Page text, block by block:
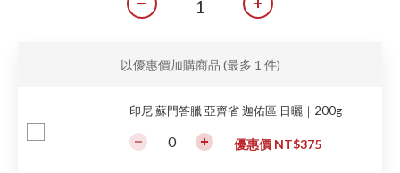
以優惠價加購商品 (最多 1 件)
印尼 蘇門答臘 亞齊省 迦佑區 日曬｜200g
優惠價 NT$375